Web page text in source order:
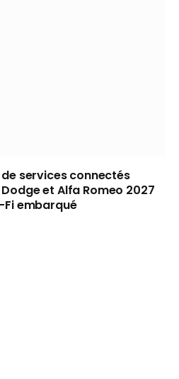
services connectés
et Alfa Romeo 2027
Fi embarqué